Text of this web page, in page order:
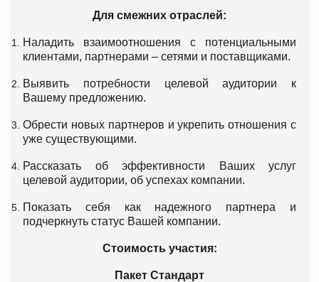
Для смежних отраслей:
Наладить взаимоотношения с потенциальными
клиентами, партнерами – сетями и поставщиками.
Выявить потребности целевой аудитории к
Вашему предложению.
Обрести новых партнеров и укрепить отношения с
уже существующими.
Рассказать об эффективности Ваших услуг
целевой аудитории, об успехах компании.
Показать себя как надежного партнера и
подчеркнуть статус Вашей компании.
Стоимость участия:
Пакет Стандарт